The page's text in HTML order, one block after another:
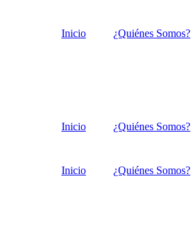
Inicio ¿Quiénes Somos?
Inicio
¿Quiénes Somos?
Inicio ¿Quiénes Somos?